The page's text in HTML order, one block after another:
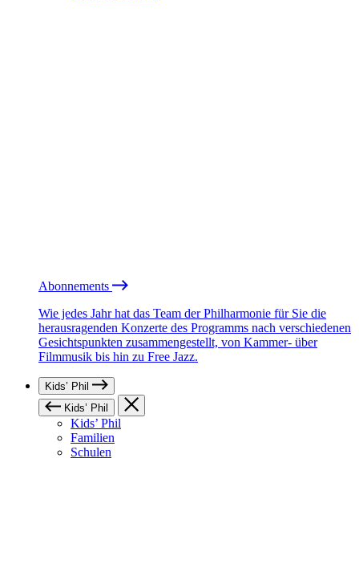
Abonnements
Wie jedes Jahr hat das Team der Philharmonie für Sie die
herausragenden Konzerte des Programms nach verschiedenen
Gesichtspunkten zusammengestellt, von Kammer- über
Filmmusik bis hin zu Free Jazz.
Kids’ Phil
Kids’ Phil
Kids’ Phil
Familien
Schulen